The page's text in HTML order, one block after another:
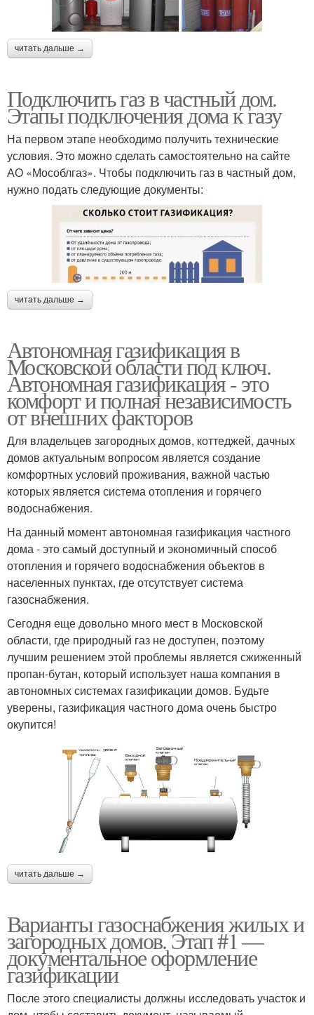
читать дальше →
Подключить газ в частный дом.
Этапы подключения дома к газу
На первом этапе необходимо получить технические
условия. Это можно сделать самостоятельно на сайте
АО «Мособлгаз». Чтобы подключить газ в частный дом,
нужно подать следующие документы:
читать дальше →
Автономная газификация в
Московской области под ключ.
Автономная газификация - это
комфорт и полная независимость
от внешних факторов
Для владельцев загородных домов, коттеджей, дачных
домов актуальным вопросом является создание
комфортных условий проживания, важной частью
которых является система отопления и горячего
водоснабжения.
На данный момент автономная газификация частного
дома - это самый доступный и экономичный способ
отопления и горячего водоснабжения объектов в
населенных пунктах, где отсутствует система
газоснабжения.
Сегодня еще довольно много мест в Московской
области, где природный газ не доступен, поэтому
лучшим решением этой проблемы является сжиженный
пропан-бутан, который использует наша компания в
автономных системах газификации домов. Будьте
уверены, газификация частного дома очень быстро
окупится!
читать дальше →
Варианты газоснабжения жилых и
загородных домов. Этап #1 —
документальное оформление
газификации
После этого специалисты должны исследовать участок и